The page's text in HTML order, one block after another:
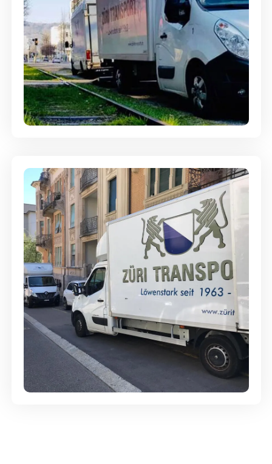
Ein- und Auspackservice
Günstige Umzüge - Hervorragender
Service